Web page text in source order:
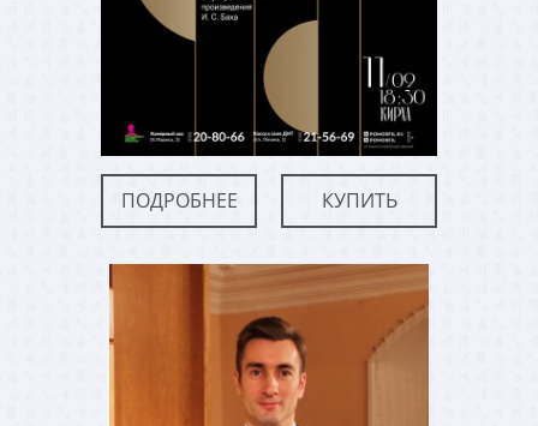
ПОДРОБНЕЕ КУПИТЬ